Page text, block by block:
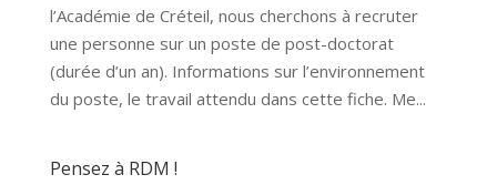
l’Académie de Créteil, nous cherchons à recruter
une personne sur un poste de post-doctorat
(durée d’un an). Informations sur l’environnement
du poste, le travail attendu dans cette fiche. Me...
Pensez à RDM !